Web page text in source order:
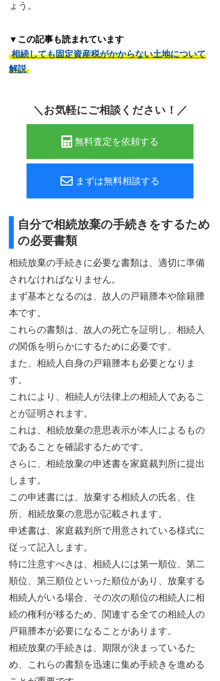
ょう。
▼この記事も読まれています
相続しても固定資産税がかからない土地について
解説
＼お気軽にご相談ください！／
無料査定を依頼する
まずは無料相談する
自分で相続放棄の手続きをするため
の必要書類
相続放棄の手続きに必要な書類は、適切に準備
されなければなりません。
まず基本となるのは、故人の戸籍謄本や除籍謄
本です。
これらの書類は、故人の死亡を証明し、相続人
の関係を明らかにするために必要です。
また、相続人自身の戸籍謄本も必要となりま
す。
これにより、相続人が法律上の相続人であるこ
とが証明されます。
これは、相続放棄の意思表示が本人によるもの
であることを確認するためです。
さらに、相続放棄の申述書を家庭裁判所に提出
します。
この申述書には、放棄する相続人の氏名、住
所、相続放棄の意思が記載されます。
申述書は、家庭裁判所で用意されている様式に
従って記入します。
特に注意すべきは、相続人には第一順位、第二
順位、第三順位といった順位があり、放棄する
相続人がいる場合、その次の順位の相続人に相
続の権利が移るため、関連する全ての相続人の
戸籍謄本が必要になることがあります。
相続放棄の手続きは、期限が決まっているた
め、これらの書類を迅速に集め手続きを進める